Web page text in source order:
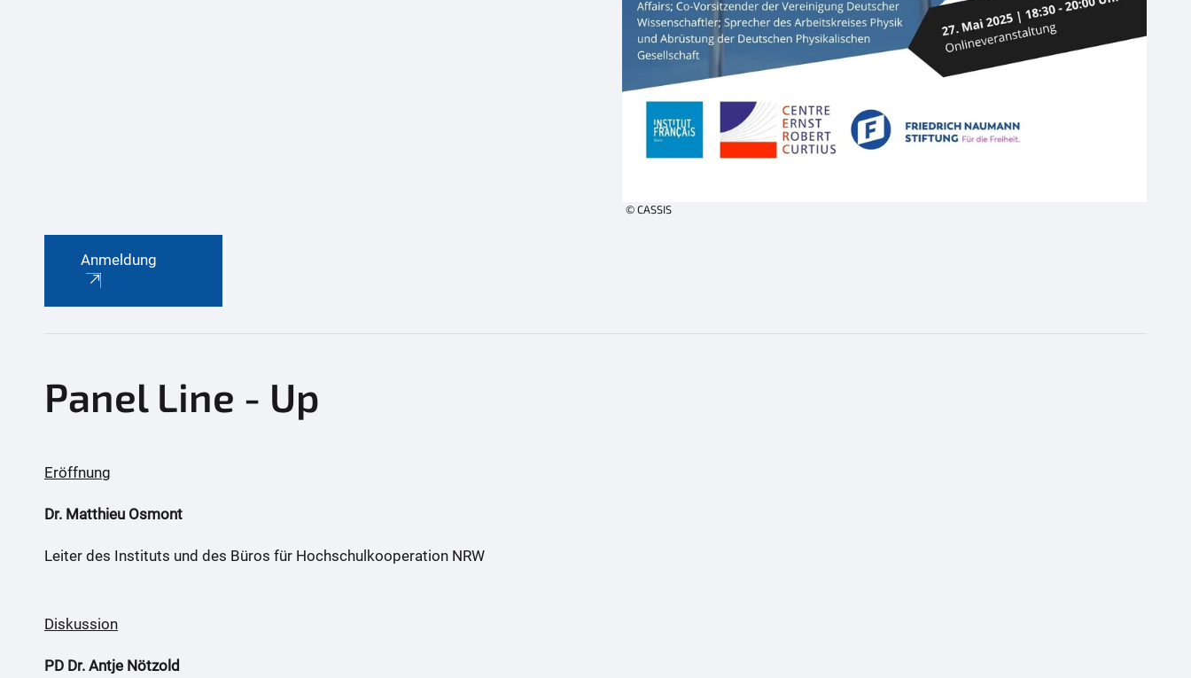
© CASSIS
Anmeldung
Panel Line - Up
Eröffnung
Dr. Matthieu Osmont
Leiter des Instituts und des Büros für Hochschulkooperation NRW
Diskussion
PD Dr. Antje Nötzold